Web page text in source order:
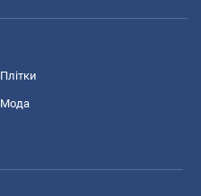
Плітки
Мода